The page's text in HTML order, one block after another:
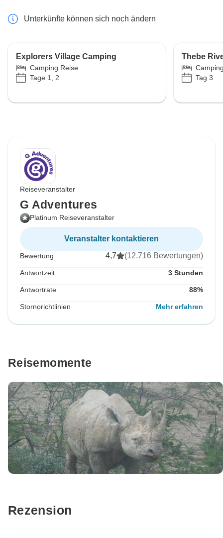
Unterkünfte können sich noch ändern
Explorers Village Camping
Camping Reise
Tage 1, 2
Thebe
Tag 3
Reiseveranstalter
G Adventures
Platinum Reiseveranstalter
Veranstalter kontaktieren
Bewertung 4,7 (12.716 Bewertungen)
Antwortzeit 3 Stunden
Antwortrate 88%
Stornorichtlinien Mehr erfahren
Reisemomente
Rezension